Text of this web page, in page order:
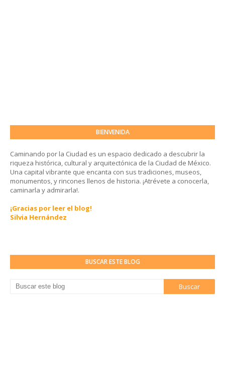
BIENVENIDA
Caminando por la Ciudad es un espacio dedicado a descubrir la
riqueza histórica, cultural y arquitectónica de la Ciudad de México.
Una capital vibrante que encanta con sus tradiciones, museos,
monumentos, y rincones llenos de historia. ¡Atrévete a conocerla,
caminarla y admirarla!.
¡Gracias por leer el blog!
Silvia Hernández
BUSCAR ESTE BLOG